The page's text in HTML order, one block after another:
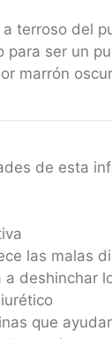
a terroso del
para ser un
marrón
de esta
las malas
a deshinchar
que